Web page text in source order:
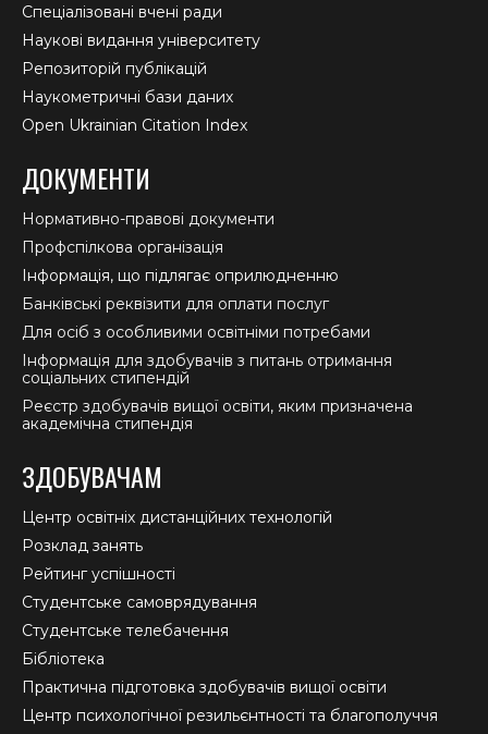
Спеціалізовані вчені ради
Наукові видання університету
Репозиторій публікацій
Наукометричні бази даних
Open Ukrainian Citation Index
ДОКУМЕНТИ
Нормативно-правові документи
Профспілкова організація
Інформація, що підлягає оприлюдненню
Банківські реквізити для оплати послуг
Для осіб з особливими освітніми потребами
Інформація для здобувачів з питань отримання
соціальних стипендій
Реєстр здобувачів вищої освіти, яким призначена
академічна стипендія
ЗДОБУВАЧАМ
Центр освітніх дистанційних технологій
Розклад занять
Рейтинг успішності
Студентське самоврядування
Студентське телебачення
Бібліотека
Практична підготовка здобувачів вищої освіти
Центр психологічної резильєнтності та благополуччя